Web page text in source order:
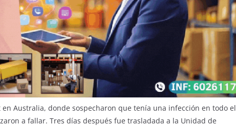
Australia, donde sospecharon que tenía una infección en todo el
a fallar. Tres días después fue trasladada a la Unidad de